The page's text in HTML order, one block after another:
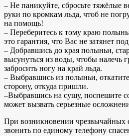
– Не паникуйте, сбросьте тяжёлые
руки по кромкам льда, чтоб не
на помощь!
– Переберитесь к тому краю
это гарантия, что Вас не затянет
– Добравшись до края полыньи,
высунуться из воды, чтобы налечь
забросить ногу на край льда.
– Выбравшись из полыньи,
сторону, откуда пришли.
–Выбравшись на сушу, поспешите
может вызвать серьезные
При возникновении чрезвычайных
звонить по единому телефону